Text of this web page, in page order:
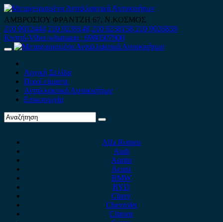
Skip
to
content
ΑΜΒΡΟΣΙΟΥ ΦΡΑΝΤΖΗ 67, Ν.ΚΟΣΜΟΣ
210 9012444 210 9239148 210 9238158 210 9026839
Κινητό-Viber-whatsapp : 6980507900
Primary
Αρχική Σελίδα
Ποιοί είμαστε
Ανταλλακτικά Αυτοκινήτων
Επικοινωνία
Alfa Romeo
Audi
Austin
Acura
BMW
BYD
Chery
Chevrolet
Citroen